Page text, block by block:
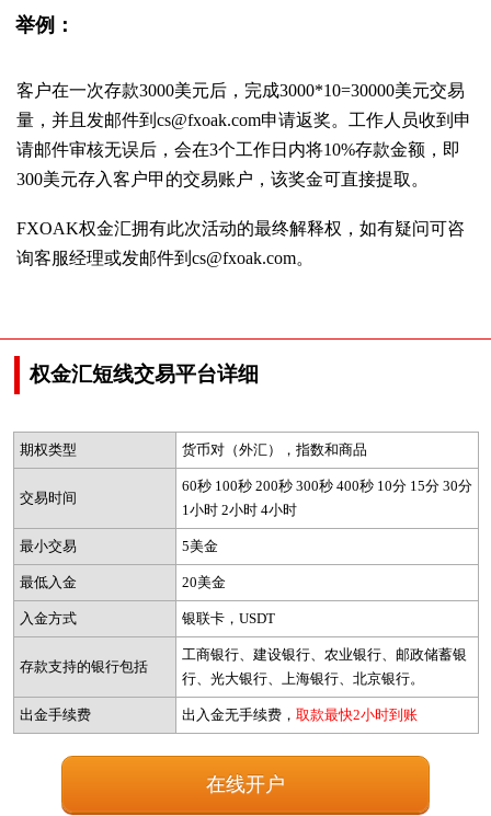
举例：
客户在一次存款3000美元后，完成3000*10=30000美元交易
量，并且发邮件到cs@fxoak.com申请返奖。工作人员收到申
请邮件审核无误后，会在3个工作日内将10%存款金额，即
300美元存入客户甲的交易账户，该奖金可直接提取。
FXOAK权金汇拥有此次活动的最终解释权，如有疑问可咨
询客服经理或发邮件到cs@fxoak.com。
权金汇短线交易平台详细
期权类型 货币对（外汇），指数和商品
交易时间
60秒 100秒 200秒 300秒 400秒 10分 15分 30分
1小时 2小时 4小时
最小交易 5美金
最低入金 20美金
入金方式 银联卡，USDT
存款支持的银行包括
工商银行、建设银行、农业银行、邮政储蓄银
行、光大银行、上海银行、北京银行。
出金手续费 出入金无手续费， 取款最快2小时到账
在线开户